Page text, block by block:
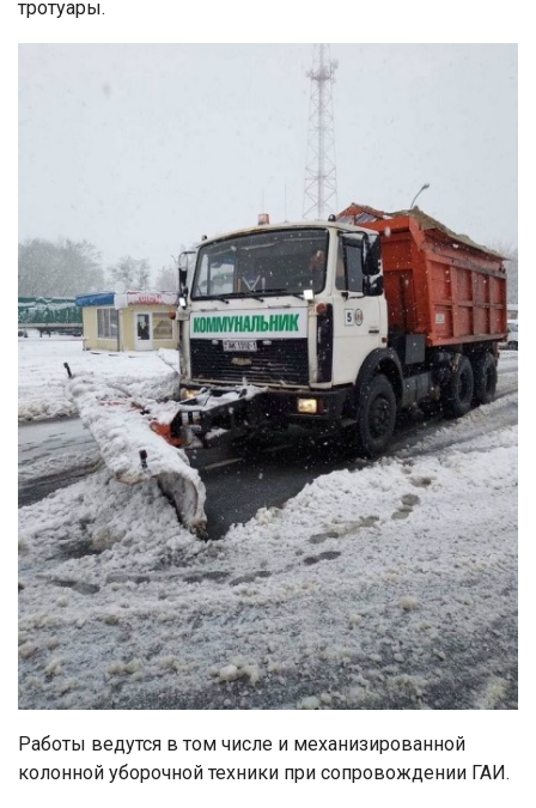
тротуары.
Работы ведутся в том числе и механизированной
колонной уборочной техники при сопровождении ГАИ.